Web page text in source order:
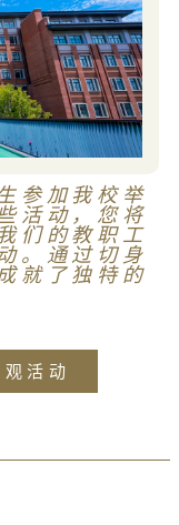
参加我校举
活动，您将
们的教职工
。通过切身
就了独特的
活动